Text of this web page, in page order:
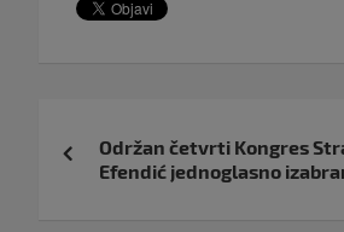
objava
Održan četvrti Kongres
Efendić jednoglasno